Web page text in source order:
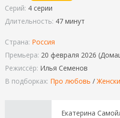
Серий: 4 серии
Длительность: 47 минут
Страна: Россия
Премьера: 20 февраля 2026
Режиссёр: Илья Семенов
В подборках: Про любовь /
Екатерина